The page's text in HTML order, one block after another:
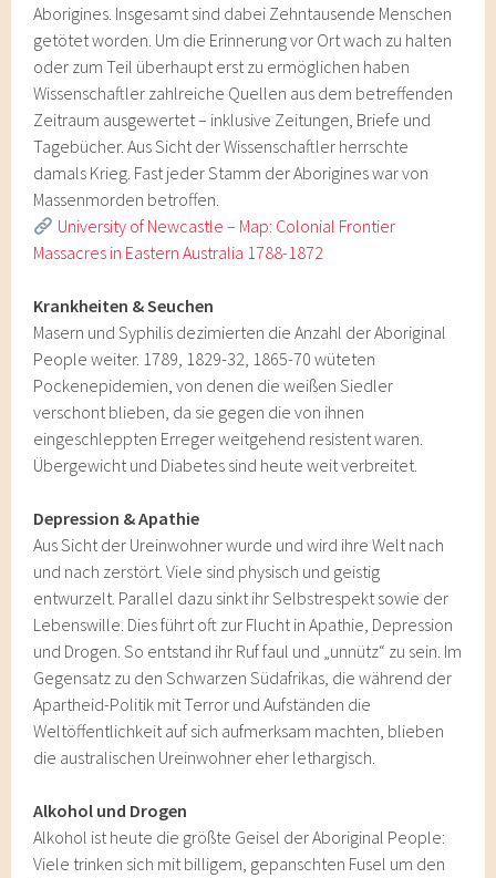
Aborigines. Insgesamt sind dabei Zehntausende Menschen
getötet worden. Um die Erinnerung vor Ort wach zu halten
oder zum Teil überhaupt erst zu ermöglichen haben
Wissenschaftler zahlreiche Quellen aus dem betreffenden
Zeitraum ausgewertet – inklusive Zeitungen, Briefe und
Tagebücher. Aus Sicht der Wissenschaftler herrschte
damals Krieg. Fast jeder Stamm der Aborigines war von
Massenmorden betroffen.
University of Newcastle – Map: Colonial Frontier
Massacres in Eastern Australia 1788-1872
Krankheiten & Seuchen
Masern und Syphilis dezimierten die Anzahl der Aboriginal
People weiter. 1789, 1829-32, 1865-70 wüteten
Pockenepidemien, von denen die weißen Siedler
verschont blieben, da sie gegen die von ihnen
eingeschleppten Erreger weitgehend resistent waren.
Übergewicht und Diabetes sind heute weit verbreitet.
Depression & Apathie
Aus Sicht der Ureinwohner wurde und wird ihre Welt nach
und nach zerstört. Viele sind physisch und geistig
entwurzelt. Parallel dazu sinkt ihr Selbstrespekt sowie der
Lebenswille. Dies führt oft zur Flucht in Apathie, Depression
und Drogen. So entstand ihr Ruf faul und „unnütz“ zu sein. Im
Gegensatz zu den Schwarzen Südafrikas, die während der
Apartheid-Politik mit Terror und Aufständen die
Weltöffentlichkeit auf sich aufmerksam machten, blieben
die australischen Ureinwohner eher lethargisch.
Alkohol und Drogen
Alkohol ist heute die größte Geisel der Aboriginal People:
Viele trinken sich mit billigem, gepanschten Fusel um den